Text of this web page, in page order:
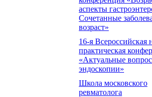
аспекты
Сочетанные
возраст»
16-я Всероссийская
практическая
«Актуальные
эндоскопии»
Школа московского
ревматолога